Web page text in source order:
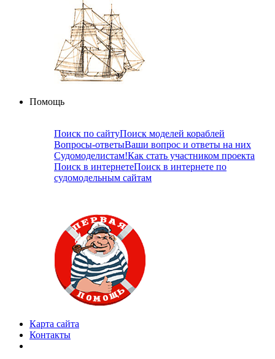
Помощь
Поиск по сайтуПоиск моделей кораблей
Вопросы-ответыВаши вопрос и ответы на них
Судомоделистам!Как стать участником проекта
Поиск в интернетеПоиск в интернете по
судомодельным сайтам
Карта сайта
Контакты